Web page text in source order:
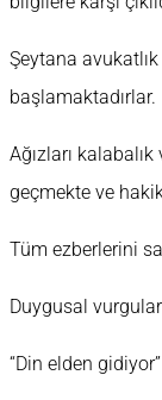
Şeytana
başlamaktadırlar.
Ağızları
geçmekte ve
Tüm ezberlerini
Duygusal
“Din elden